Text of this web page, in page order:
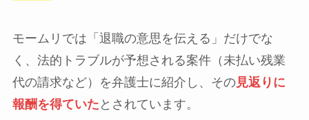
モームリでは「退職の意思を伝える」だけでな
く、法的トラブルが予想される案件（未払い残業
代の請求など）を弁護士に紹介し、その見返りに
報酬を得ていた とされています。